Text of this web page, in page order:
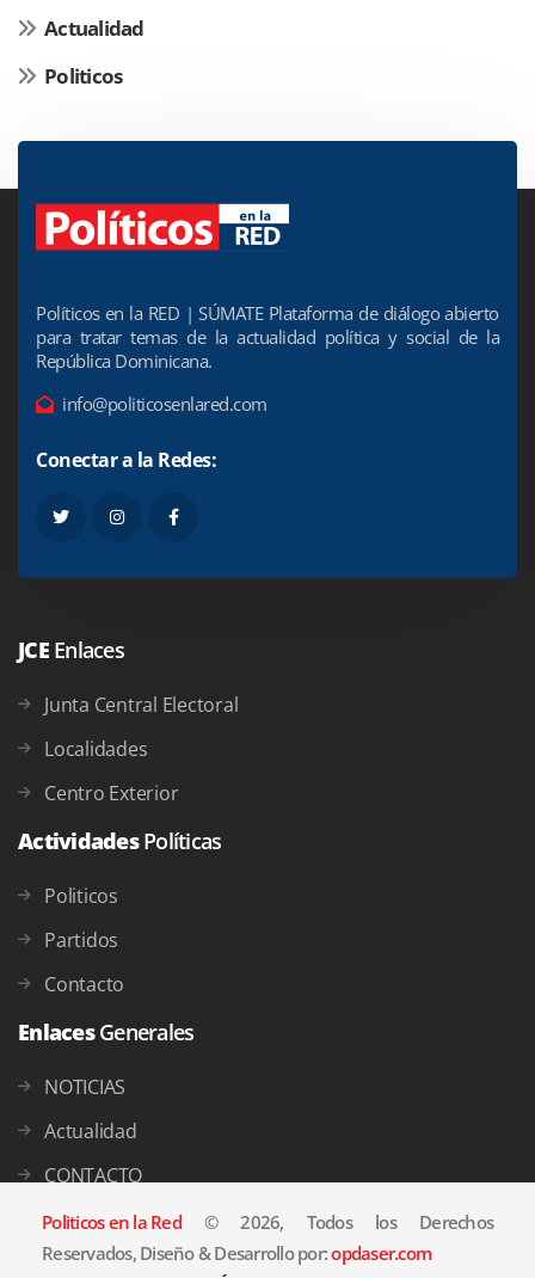
Actualidad
Politicos
Políticos en la RED | SÚMATE Plataforma de diálogo abierto
para tratar temas de la actualidad política y social de la
República Dominicana.
info@politicosenlared.com
Conectar a la Redes:
JCE Enlaces
Junta Central Electoral
Localidades
Centro Exterior
ActividadesPolíticas
Politicos
Partidos
Contacto
EnlacesGenerales
NOTICIAS
Actualidad
CONTACTO
Politicos en la Red© 2026, Todos los Derechos
Reservados, Diseño & Desarrollo por:opdaser.com